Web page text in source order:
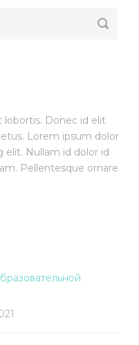
Donec id elit
Lorem ipsum dolor
elit. Nullam id dolor id
Pellentesque ornare